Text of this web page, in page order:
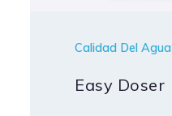
Calidad Del Agua
Easy Doser